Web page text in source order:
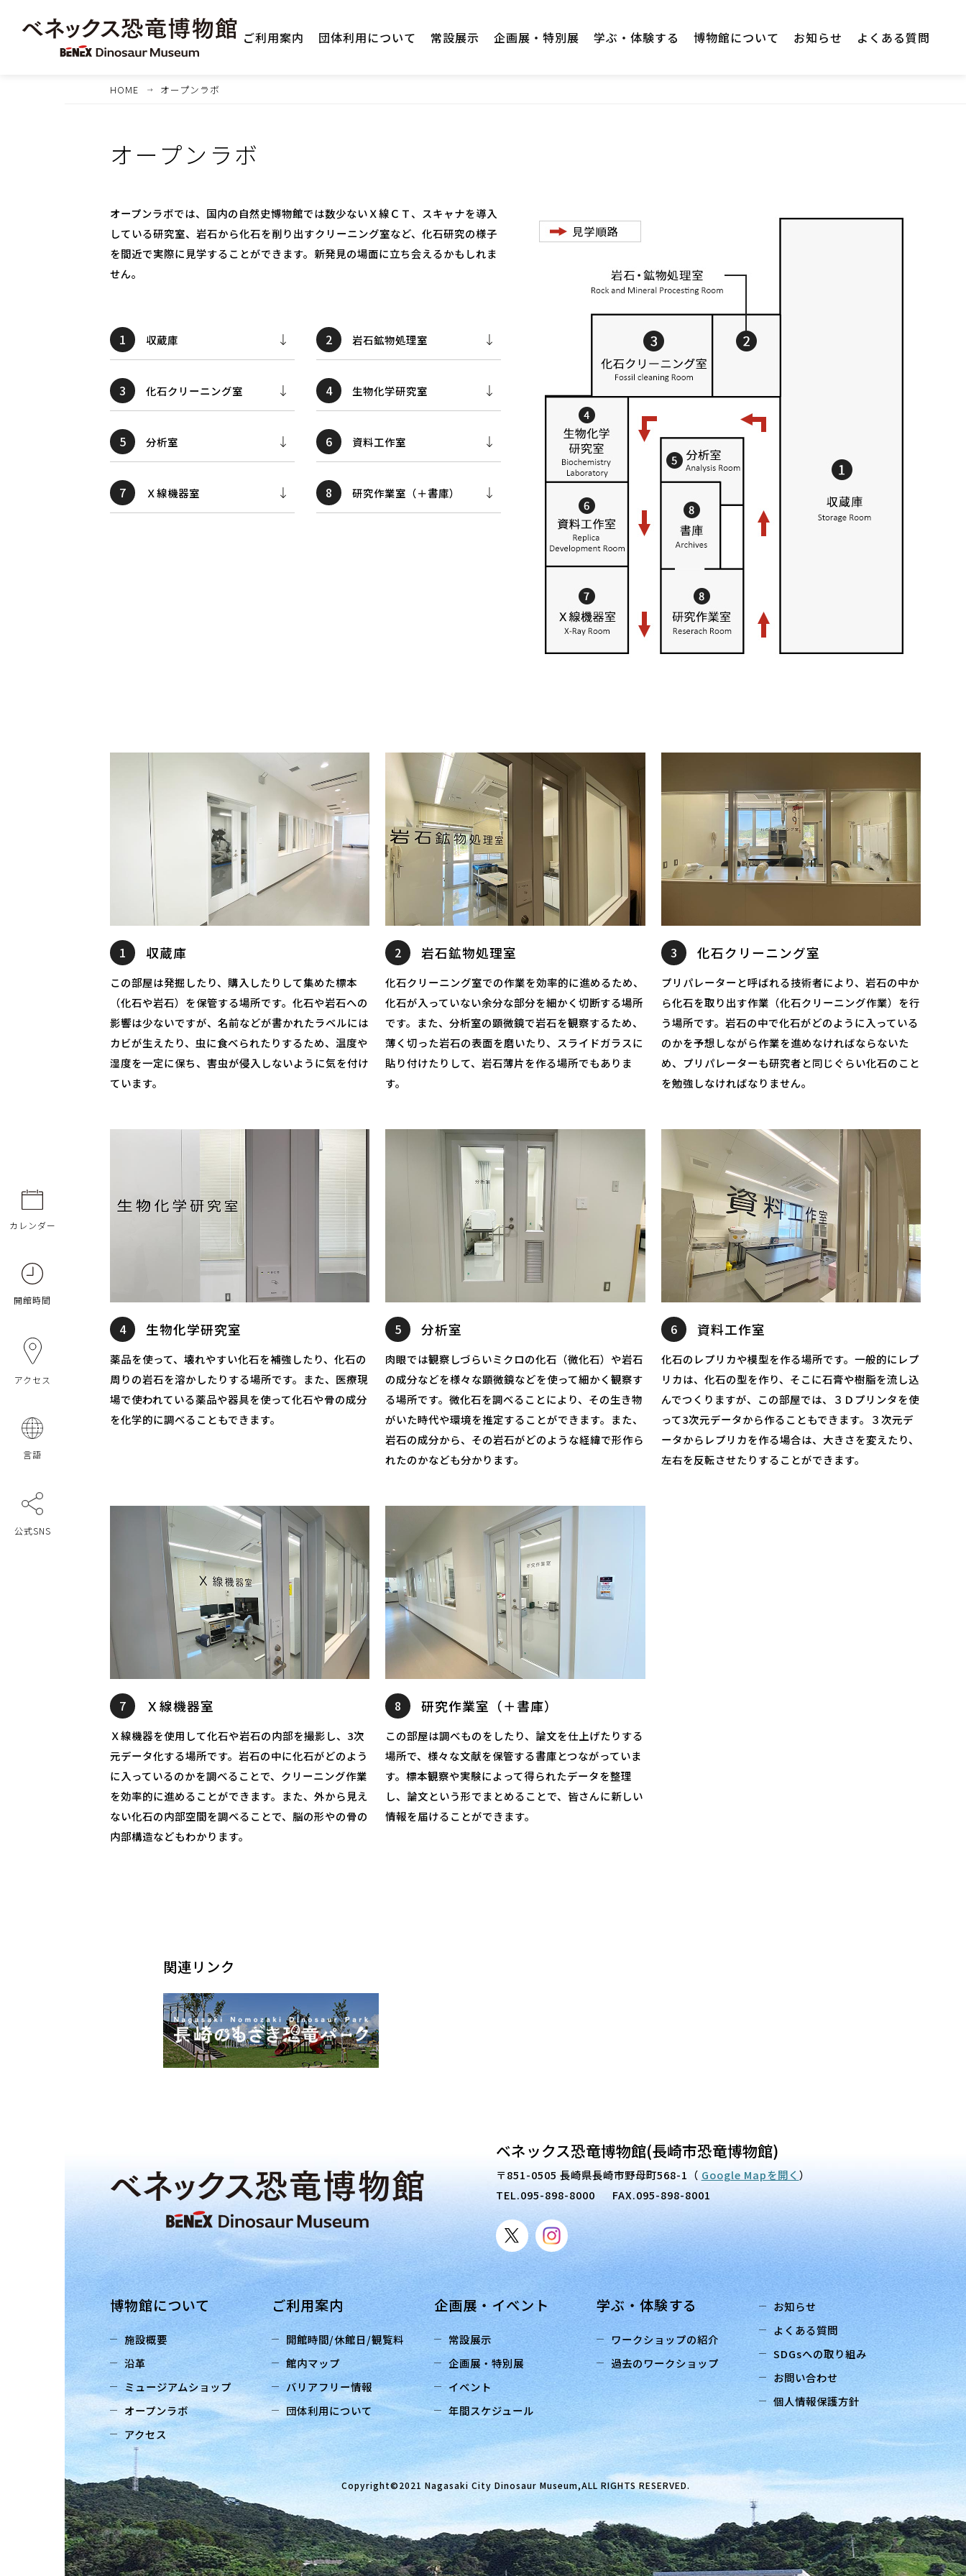
カレンダー
開館時間
アクセス
言語
公式SNS
ご利用案内 団体利用について 常設展示 企画展・特別展 学ぶ・体験する 博物館について お知らせ よくある質問
HOME オープンラボ
オープンラボ
オープンラボでは、国内の自然史博物館では数少ないＸ線ＣＴ、スキャナを導入
している研究室、岩石から化石を削り出すクリーニング室など、化石研究の様子
を間近で実際に見学することができます。新発見の場面に立ち会えるかもしれま
せん。
1 収蔵庫 2 岩石鉱物処理室
3 化石クリーニング室 4 生物化学研究室
5 分析室 6 資料工作室
7 Ｘ線機器室 8 研究作業室（＋書庫）
1 収蔵庫
この部屋は発掘したり、購入したりして集めた標本
（化石や岩石）を保管する場所です。化石や岩石への
影響は少ないですが、名前などが書かれたラベルには
カビが生えたり、虫に食べられたりするため、温度や
湿度を一定に保ち、害虫が侵入しないように気を付け
ています。
2 岩石鉱物処理室
化石クリーニング室での作業を効率的に進めるため、
化石が入っていない余分な部分を細かく切断する場所
です。また、分析室の顕微鏡で岩石を観察するため、
薄く切った岩石の表面を磨いたり、スライドガラスに
貼り付けたりして、岩石薄片を作る場所でもありま
す。
3 化石クリーニング室
プリパレーターと呼ばれる技術者により、岩石の中か
ら化石を取り出す作業（化石クリーニング作業）を行
う場所です。岩石の中で化石がどのように入っている
のかを予想しながら作業を進めなければならないた
め、プリパレーターも研究者と同じぐらい化石のこと
を勉強しなければなりません。
4 生物化学研究室
薬品を使って、壊れやすい化石を補強したり、化石の
周りの岩石を溶かしたりする場所です。また、医療現
場で使われている薬品や器具を使って化石や骨の成分
を化学的に調べることもできます。
5 分析室
肉眼では観察しづらいミクロの化石（微化石）や岩石
の成分などを様々な顕微鏡などを使って細かく観察す
る場所です。微化石を調べることにより、その生き物
がいた時代や環境を推定することができます。また、
岩石の成分から、その岩石がどのような経緯で形作ら
れたのかなども分かります。
6 資料工作室
化石のレプリカや模型を作る場所です。一般的にレプ
リカは、化石の型を作り、そこに石膏や樹脂を流し込
んでつくりますが、この部屋では、３Ｄプリンタを使
って3次元データから作ることもできます。３次元デ
ータからレプリカを作る場合は、大きさを変えたり、
左右を反転させたりすることができます。
7 Ｘ線機器室
Ｘ線機器を使用して化石や岩石の内部を撮影し、3次
元データ化する場所です。岩石の中に化石がどのよう
に入っているのかを調べることで、クリーニング作業
を効率的に進めることができます。また、外から見え
ない化石の内部空間を調べることで、脳の形やの骨の
内部構造などもわかります。
8 研究作業室（＋書庫）
この部屋は調べものをしたり、論文を仕上げたりする
場所で、様々な文献を保管する書庫とつながっていま
す。標本観察や実験によって得られたデータを整理
し、論文という形でまとめることで、皆さんに新しい
情報を届けることができます。
関連リンク
ベネックス恐竜博物館(長崎市恐竜博物館)
〒851-0505 長崎県長崎市野母町568-1 （ Google Mapを開く ）
TEL.095-898-8000 FAX.095-898-8001
博物館について
施設概要
沿革
ミュージアムショップ
オープンラボ
アクセス
ご利用案内
開館時間/休館日/観覧料
館内マップ
バリアフリー情報
団体利用について
企画展・イベント
常設展示
企画展・特別展
イベント
年間スケジュール
学ぶ・体験する
ワークショップの紹介
過去のワークショップ
お知らせ
よくある質問
SDGsへの取り組み
お問い合わせ
個人情報保護方針
Copyright©2021 Nagasaki City Dinosaur Museum,ALL RIGHTS RESERVED.